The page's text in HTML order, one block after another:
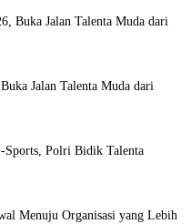
Jalan Talenta Muda dari
Sports, Polri Bidik Talenta
Menuju Organisasi yang Lebih